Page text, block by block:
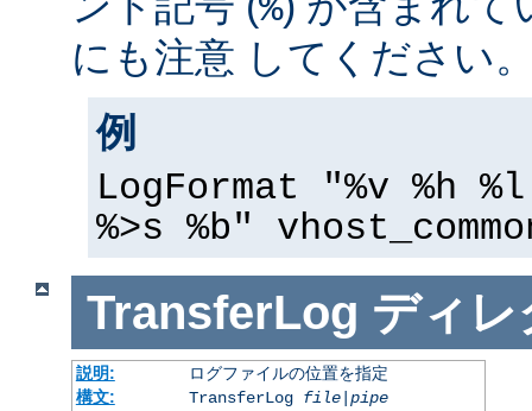
%
にも注意 してください
例
LogFormat "%v %h
%>s %b"
TransferLog ディレ
説明:
ログファイルの位置を指定
構文:
TransferLog file| pipe